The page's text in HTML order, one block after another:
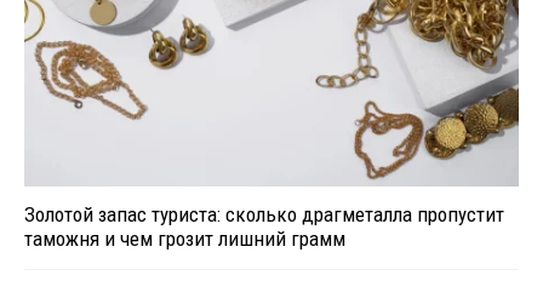
Золотой запас туриста: сколько драгметалла пропустит
таможня и чем грозит лишний грамм